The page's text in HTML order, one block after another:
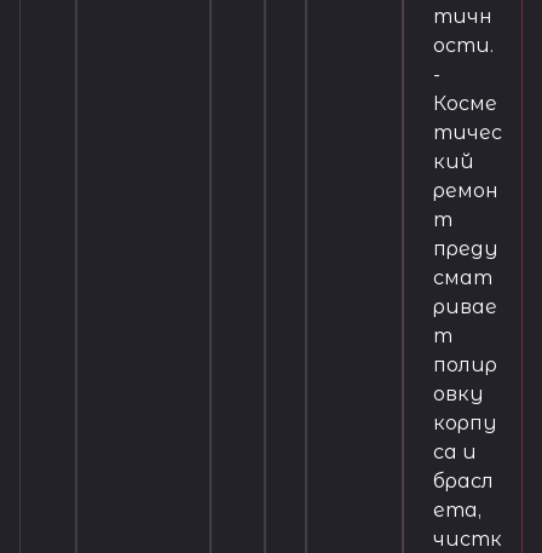
тичн
ости.
-
Косме
тичес
кий
ремон
т
преду
смат
ривае
т
полир
овку
корпу
са и
брасл
ета,
чистк